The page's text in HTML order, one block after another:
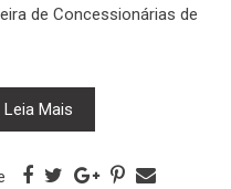
de Concessionárias de
Leia Mais